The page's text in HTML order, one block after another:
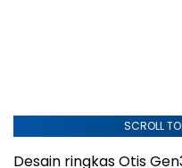
SCROLL
Desain ringkas Otis